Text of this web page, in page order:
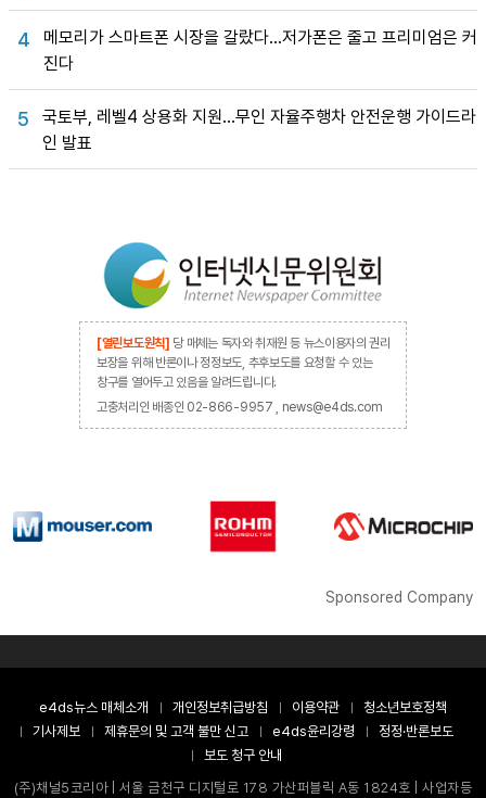
4
메모리가 스마트폰 시장을 갈랐다…저가폰은 줄고 프리미엄은 커
진다
5
국토부, 레벨4 상용화 지원…무인 자율주행차 안전운행 가이드라
인 발표
[열린보도원칙] 당 매체는 독자와 취재원 등 뉴스이용자의 권리
보장을 위해 반론이나 정정보도, 추후보도를 요청할 수 있는
창구를 열어두고 있음을 알려드립니다.
고충처리인 배종인 02-866-9957 , news@e4ds.com
Sponsored Company
e4ds뉴스 매체소개 개인정보취급방침 이용약관
청소년보호정책
기사제보
제휴문의 및 고객 불만 신고 e4ds윤리강령
정정·반론보도
보도 청구 안내
(주)채널5코리아 | 서울 금천구 디지털로 178 가산퍼블릭 A동 1824호 | 사업자등